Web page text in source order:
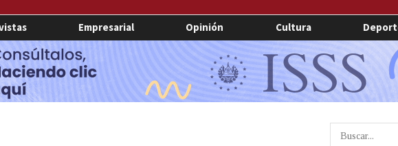
Empresarial Opinión Cultura